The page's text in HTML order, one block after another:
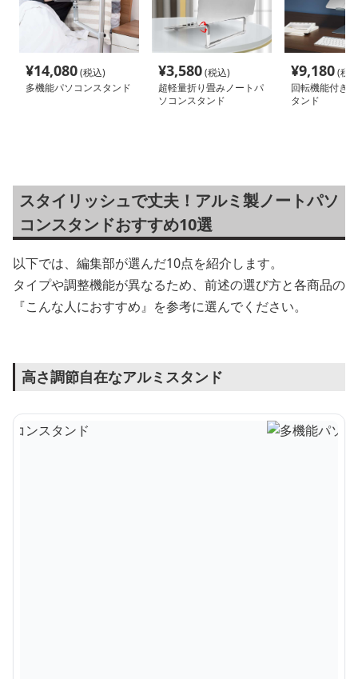
¥14,080(税込)
多機能パソコンスタンド
¥3,580(税込)
超軽量折り畳みノートパ
ソコンスタンド
¥9,180(税
回転機能付き
タンド
スタイリッシュで丈夫！アルミ製ノートパソ
コンスタンドおすすめ10選
以下では、編集部が選んだ10点を紹介します。
タイプや調整機能が異なるため、前述の選び方と各商品の
『こんな人におすすめ』を参考に選んでください。
高さ調節自在なアルミスタンド